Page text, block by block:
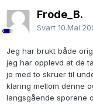
Frode_B.
Svart
Jeg har brukt både
jeg har opplevd at de
jo med to skruer til
klaring mellom denne
langsgående sporene